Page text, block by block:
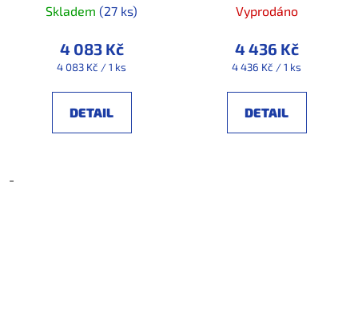
Skladem (27 ks)
4 083 Kč
Měrná
4 083 Kč / 1 ks
DETAIL
-
Vyprodáno
4 436 Kč
Měrná
4 436 Kč / 1 ks
DETAIL